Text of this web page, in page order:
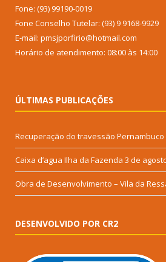
Fone: (93) 99190-0019
Fone Conselho Tutelar: (93) 9 9168-9929
E-mail: pmsjporfirio@hotmail.com
Horário de atendimento: 08:00 às 14:00
ÚLTIMAS PUBLICAÇÕES
Recuperação do travessão Pernambuco
Caixa d’agua Ilha da Fazenda 3 de
Obra de Desenvolvimento – Vila da
DESENVOLVIDO POR CR2